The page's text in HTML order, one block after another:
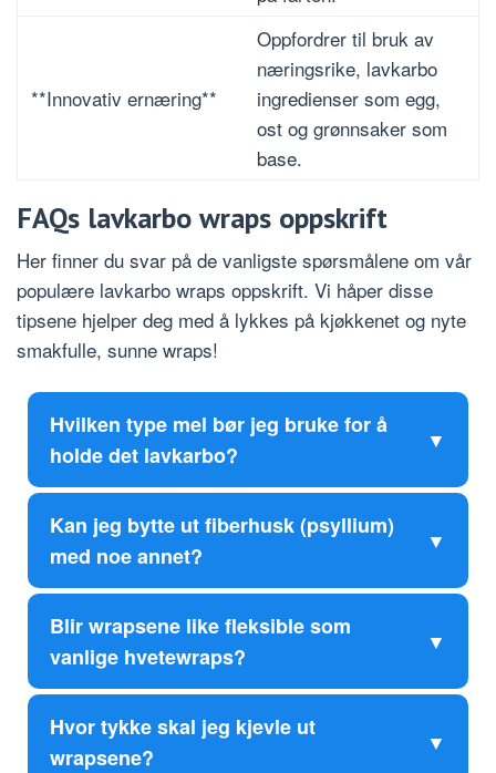
**Innovativ ernæring**
Oppfordrer til bruk av
næringsrike, lavkarbo
ingredienser som egg,
ost og grønnsaker som
base.
FAQs lavkarbo wraps oppskrift
Her finner du svar på de vanligste spørsmålene om vår
populære lavkarbo wraps oppskrift. Vi håper disse
tipsene hjelper deg med å lykkes på kjøkkenet og nyte
smakfulle, sunne wraps!
Hvilken type mel bør jeg bruke for å
holde det lavkarbo?
Kan jeg bytte ut fiberhusk (psyllium)
med noe annet?
Blir wrapsene like fleksible som
vanlige hvetewraps?
Hvor tykke skal jeg kjevle ut
wrapsene?